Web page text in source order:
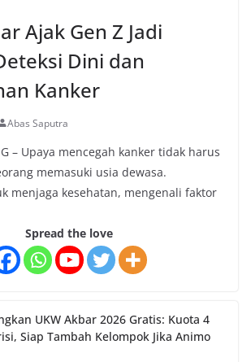
Ajak Gen Z Jadi
Dini dan
Kanker
Abas Saputra
– Upaya mencegah kanker tidak harus
memasuki usia dewasa.
menjaga kesehatan, mengenali faktor
Spread the love
UKW Akbar 2026 Gratis: Kuota 4
Siap Tambah Kelompok Jika Animo